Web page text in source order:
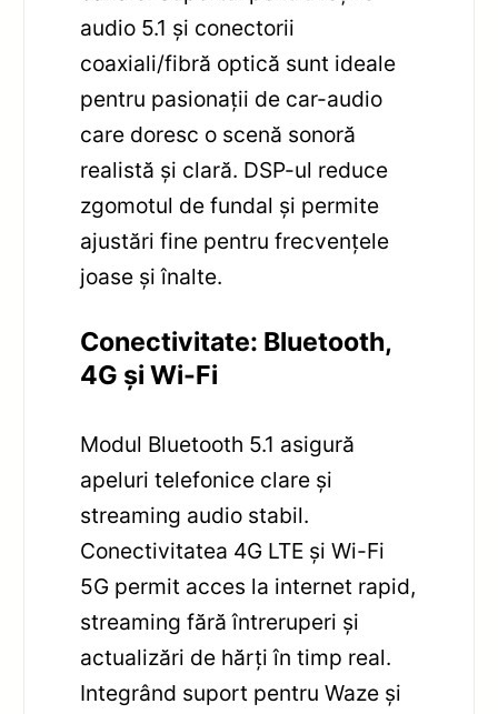
audio 5.1 și conectorii
coaxiali/fibră optică sunt ideale
pentru pasionații de car-audio
care doresc o scenă sonoră
realistă și clară. DSP-ul reduce
zgomotul de fundal și permite
ajustări fine pentru frecvențele
joase și înalte.
Conectivitate: Bluetooth,
4G și Wi-Fi
Modul Bluetooth 5.1 asigură
apeluri telefonice clare și
streaming audio stabil.
Conectivitatea 4G LTE și Wi-Fi
5G permit acces la internet rapid,
streaming fără întreruperi și
actualizări de hărți în timp real.
Integrând suport pentru Waze și